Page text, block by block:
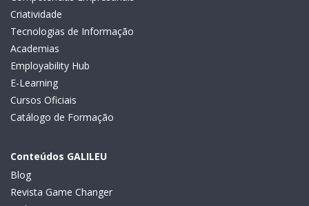
Criatividade
Tecnologias de Informação
Academias
Employability Hub
E-Learning
Cursos Oficiais
Catálogo de Formação
Conteúdos GALILEU
Blog
Revista Game Changer